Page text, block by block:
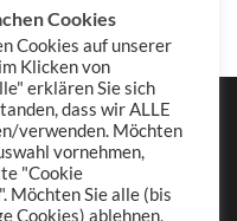
Cookies
Cookies auf unserer
Klicken von
erklären Sie sich
dass wir ALLE
verwenden. Möchten
vornehmen,
"Cookie
Möchten Sie alle (bis
Cookies) ablehnen,